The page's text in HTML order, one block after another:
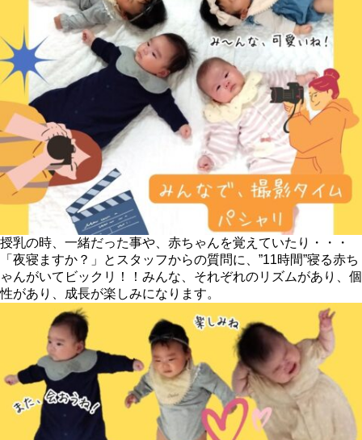
授乳の時、一緒だった事や、赤ちゃんを覚えていたり・・・
「夜寝ますか？」とスタッフからの質問に、”11時間”寝る赤ち
ゃんがいてビックリ！！みんな、それぞれのリズムがあり、個
性があり、成長が楽しみになります。